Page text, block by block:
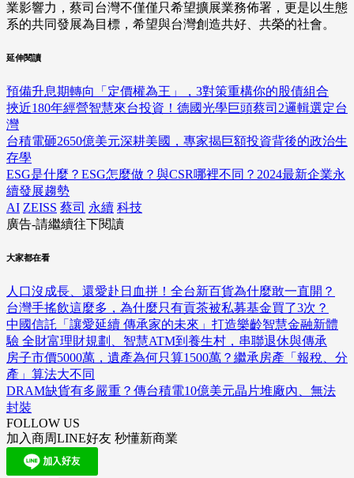
業影響力，蔡司台灣不僅僅只希望擴展業務佈署，更是以生態
系的共同發展為目標，希望與台灣創造共好、共榮的社會。
延伸閱讀
預備升息期轉向「定價權為王」，3對策重構你的股債組合
挾近180年經營智慧來台投資！德國光學巨頭蔡司2邏輯選定台
灣
台積電砸2650億美元深耕美國，專家揭巨額投資背後的政治生
存學
ESG是什麼？ESG怎麼做？與CSR哪裡不同？2024最新企業永
續發展趨勢
AI ZEISS 蔡司 永續 科技
廣告-請繼續往下閱讀
大家都在看
人口沒成長、還愛赴日血拼！全台新百貨為什麼敢一直開？
台灣手搖飲這麼多，為什麼只有貢茶被私募基金買了3次？
中國信託「讓愛延續 傳承家的未來」打造樂齡智慧金融新體
驗 全財富理財規劃、智慧ATM到養生村，串聯退休與傳承
房子市價5000萬，遺產為何只算1500萬？繼承房產「報稅、分
產」算法大不同
DRAM缺貨有多嚴重？傳台積電10億美元晶片堆廠內、無法
封裝
FOLLOW US
加入商周LINE好友 秒懂新商業